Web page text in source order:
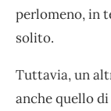
perlomeno, in
solito.
Tuttavia, un
anche quello